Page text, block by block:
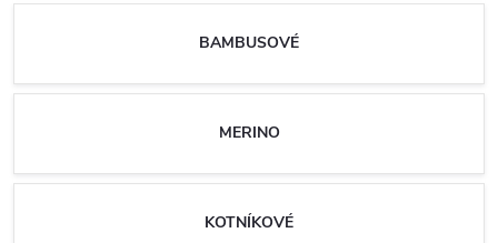
BAMBUSOVÉ
MERINO
KOTNÍKOVÉ